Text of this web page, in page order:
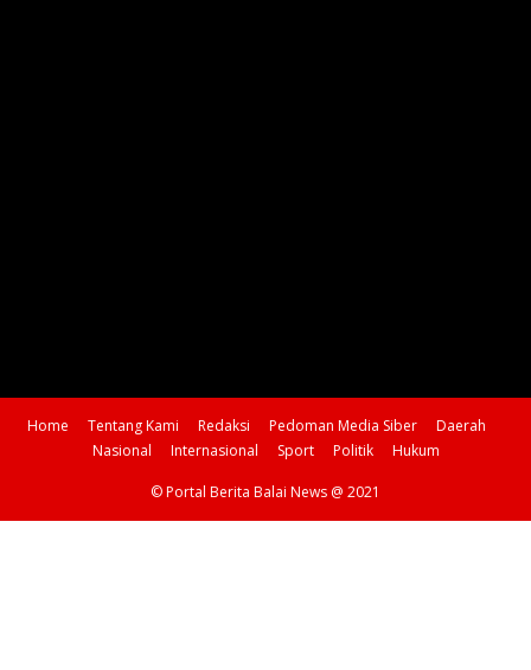
Home Tentang Kami Redaksi Pedoman Media Siber
Daerah
Nasional
Internasional Sport Politik Hukum
© Portal Berita Balai News @ 2021